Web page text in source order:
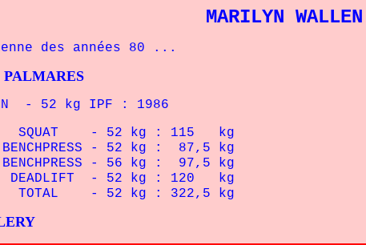
MARILYN WALLEN
des années 80 ...
- 52 kg IPF : 1986
- 52 kg : 115 kg
- 52 kg : 87,5 kg
- 56 kg : 97,5 kg
- 52 kg : 120 kg
- 52 kg : 322,5 kg